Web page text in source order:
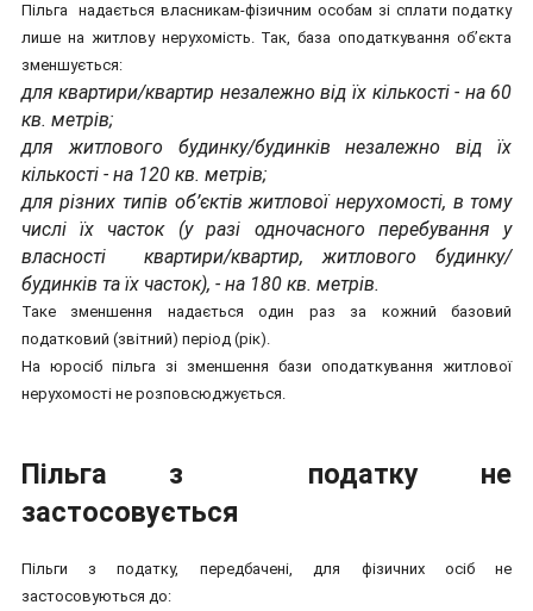
Пільга надається власникам-фізичним особам зі сплати податку
лише на житлову нерухомість. Так, база оподаткування об’єкта
зменшується:
для квартири/квартир незалежно від їх кількості - на 60
кв. метрів;
для житлового будинку/будинків незалежно від їх
кількості - на 120 кв. метрів;
для різних типів об’єктів житлової нерухомості, в тому
числі їх часток (у разі одночасного перебування у
власності квартири/квартир, житлового будинку/
будинків та їх часток), - на 180 кв. метрів.
Таке зменшення надається один раз за кожний базовий
податковий (звітний) період (рік).
На юросіб пільга зі зменшення бази оподаткування житлової
нерухомості не розповсюджується.
Пільга з податку не
застосовується
Пільги з податку, передбачені, для фізичних осіб не
застосовуються до: